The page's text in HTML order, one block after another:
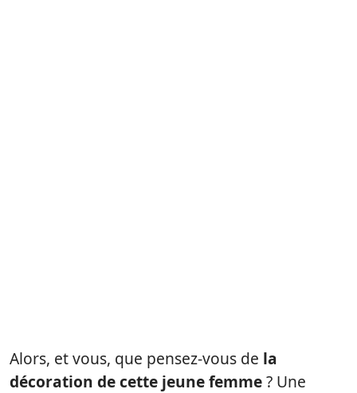
Alors, et vous, que pensez-vous de la
décoration de cette jeune femme? Une